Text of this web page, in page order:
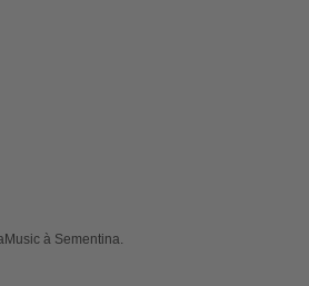
à Sementina.